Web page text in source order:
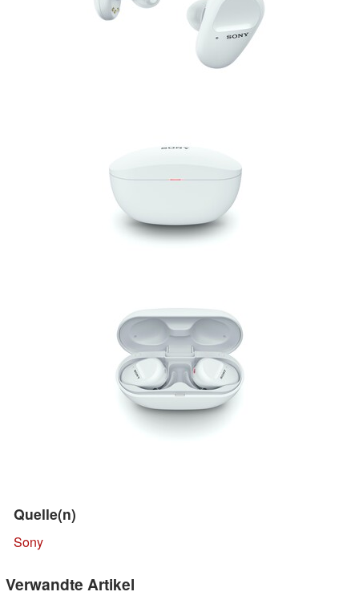
Quelle(n)
Sony
Verwandte Artikel